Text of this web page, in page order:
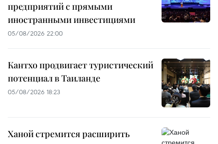
предприятий с прямыми
иностранными инвестициями
05/08/2026 22:00
Кантхо продвигает туристический
потенциал в Таиланде
05/08/2026 18:23
Ханой стремится расширить